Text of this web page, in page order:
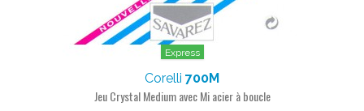
Express
Corelli 700M
Jeu Crystal Medium avec Mi acier à boucle